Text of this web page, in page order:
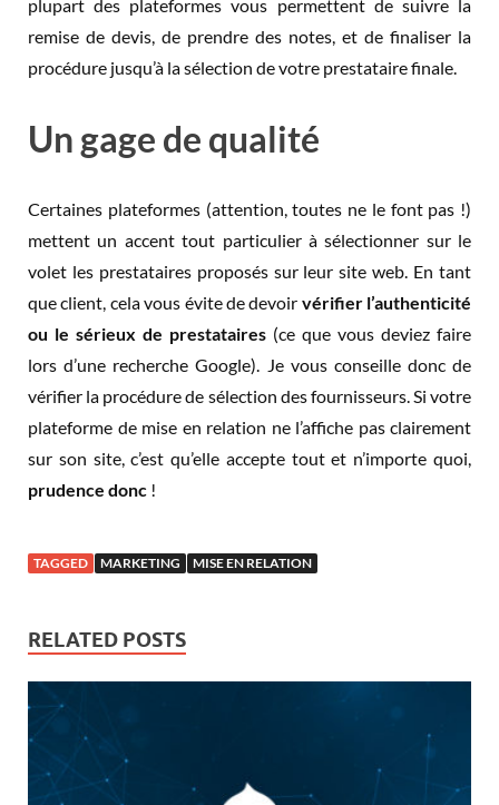
plupart des plateformes vous permettent de suivre la
remise de devis, de prendre des notes, et de finaliser la
procédure jusqu’à la sélection de votre prestataire finale.
Un gage de qualité
Certaines plateformes (attention, toutes ne le font pas !)
mettent un accent tout particulier à sélectionner sur le
volet les prestataires proposés sur leur site web. En tant
que client, cela vous évite de devoir vérifier l’authenticité
ou le sérieux de prestataires (ce que vous deviez faire
lors d’une recherche Google). Je vous conseille donc de
vérifier la procédure de sélection des fournisseurs. Si votre
plateforme de mise en relation ne l’affiche pas clairement
sur son site, c’est qu’elle accepte tout et n’importe quoi,
prudence donc !
TAGGED MARKETING MISE EN RELATION
RELATED POSTS